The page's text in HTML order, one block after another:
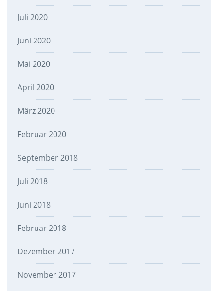
Juli 2020
Juni 2020
Mai 2020
April 2020
März 2020
Februar 2020
September 2018
Juli 2018
Juni 2018
Februar 2018
Dezember 2017
November 2017